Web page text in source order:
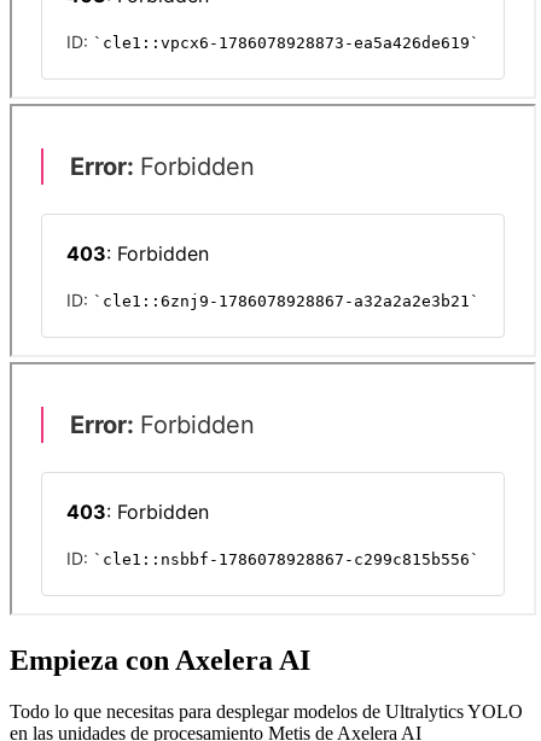
Empieza con Axelera AI
Todo lo que necesitas para desplegar modelos de Ultralytics YOLO
en las unidades de procesamiento Metis de Axelera AI